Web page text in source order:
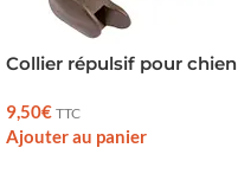
Collier répulsif pour chien
9,50€ TTC
Ajouter au panier